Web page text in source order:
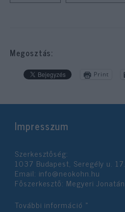
Megosztás:
Print
Impresszum
Szerkesztőség:
1037 Budapest, Seregély u. 17.
Email: info@neokohn.hu
Főszerkesztő: Megyeri Jonatán
További információ »